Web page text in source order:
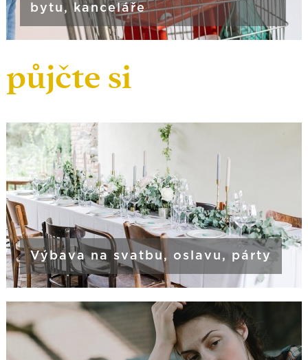
bytu, kanceláře
půjčte si
Výbava na svatbu, oslavu, párty